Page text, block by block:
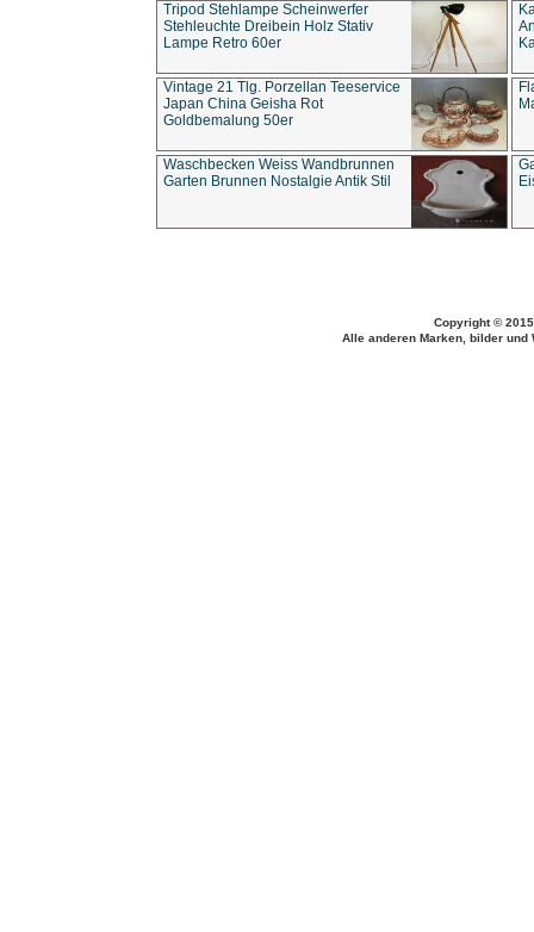
Tripod Stehlampe Scheinwerfer
Stehleuchte Dreibein Holz Stativ
Lampe Retro 60er
Vintage 21 Tlg. Porzellan Teeservice
Japan China Geisha Rot
Goldbemalung 50er
Waschbecken Weiss Wandbrunnen
Garten Brunnen Nostalgie Antik Stil
Copyright ©
Alle anderen Marken, bilder und